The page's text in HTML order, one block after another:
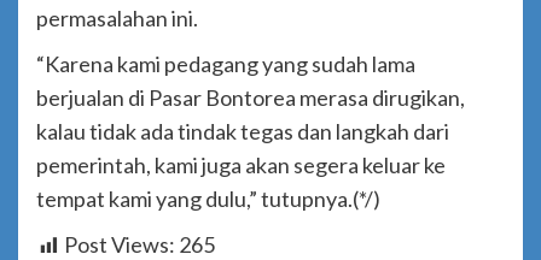
permasalahan ini.
“Karena kami pedagang yang sudah lama
berjualan di Pasar Bontorea merasa dirugikan,
kalau tidak ada tindak tegas dan langkah dari
pemerintah, kami juga akan segera keluar ke
tempat kami yang dulu,” tutupnya.(*/)
Post Views: 265